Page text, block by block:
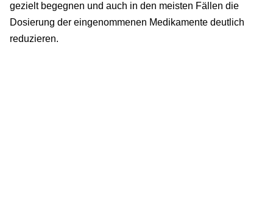
gezielt begegnen und auch in den meisten Fällen die
Dosierung der eingenommenen Medikamente deutlich
reduzieren.